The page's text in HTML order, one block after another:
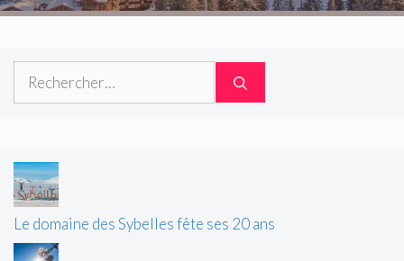
Rechercher :
Le domaine des Sybelles fête ses 20 ans